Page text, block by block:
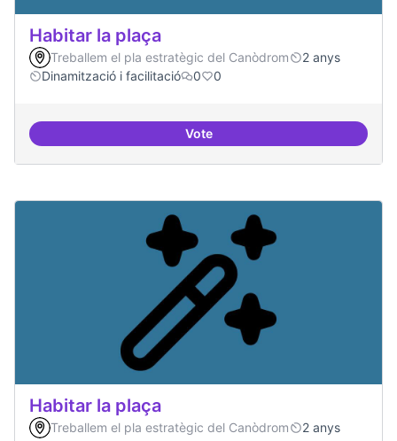
Habitar la plaça
Treballem el pla estratègic del Canòdrom
2 anys
Dinamització i facilitació
0 0
VoteHabitar la plaça
Habitar la plaça
Treballem el pla estratègic del Canòdrom
2 anys